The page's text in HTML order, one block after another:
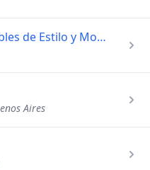
Amoblamientos Bianchi Muebles de Estilo y Modernos
Aires